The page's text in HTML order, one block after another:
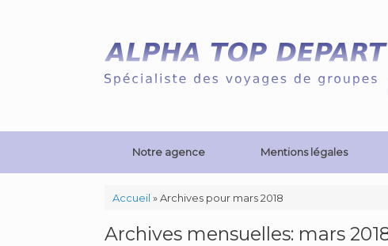
Notre agence Mentions légales
Accueil »Archives pour mars 2018
Archives mensuelles: mars